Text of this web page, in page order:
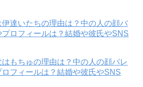
達いたちの理由は？中の人の顔バ
ロフィールは？結婚や彼氏やSNS
もちゅの理由は？中の人の顔バレ
フィールは？結婚や彼氏やSNS